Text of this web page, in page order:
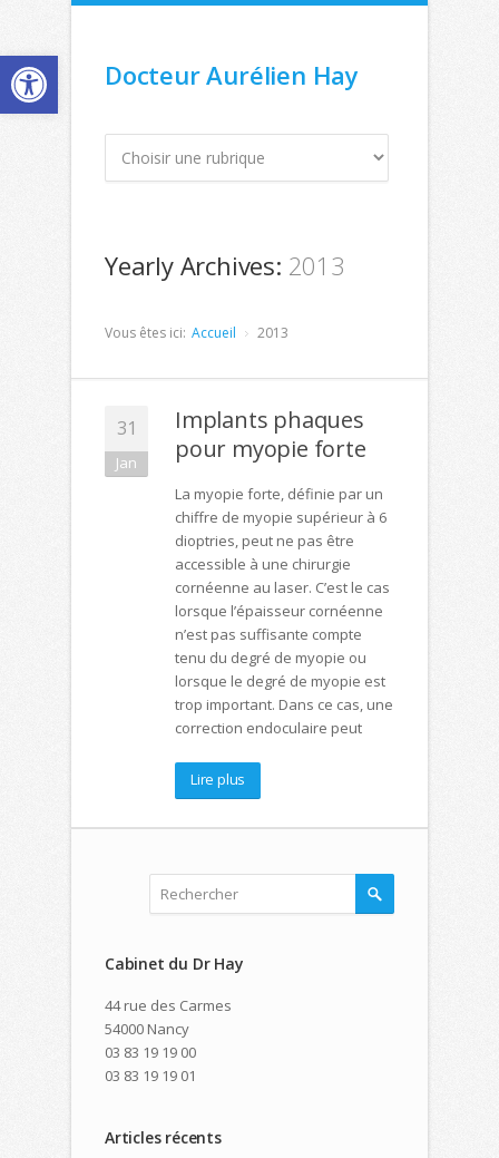
Docteur Aurélien Hay
Yearly Archives: 2013
Vous êtes ici: Accueil 2013
31
Jan
Implants phaques
pour myopie forte
La myopie forte, définie par un
chiffre de myopie supérieur à 6
dioptries, peut ne pas être
accessible à une chirurgie
cornéenne au laser. C’est le cas
lorsque l’épaisseur cornéenne
n’est pas suffisante compte
tenu du degré de myopie ou
lorsque le degré de myopie est
trop important. Dans ce cas, une
correction endoculaire peut
Lire plus
Cabinet du Dr Hay
44 rue des Carmes
54000 Nancy
03 83 19 19 00
03 83 19 19 01
Articles récents
Ouvrir la barre d’outils